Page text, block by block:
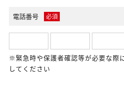
電話番号 必須
※緊急時や保護者確認等が必要な際
してください